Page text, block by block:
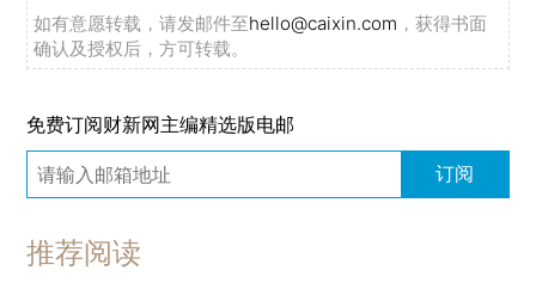
如有意愿转载，请发邮件至hello@caixin.com ，获得书面
确认及授权后，方可转载。
免费订阅财新网主编精选版电邮
订阅
推荐阅读